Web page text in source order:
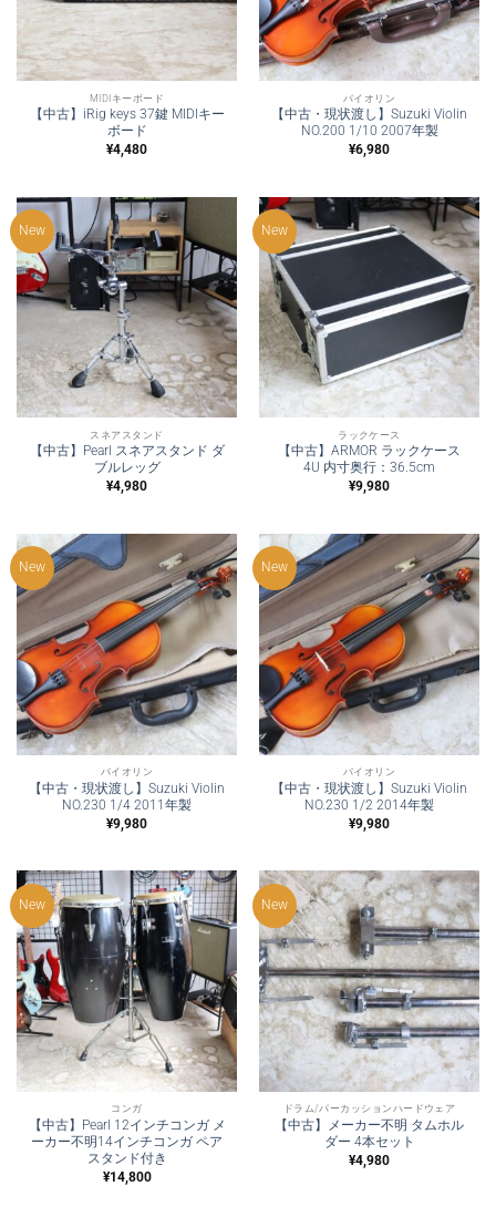
MIDIキーボード
【中古】iRig keys 37鍵 MIDIキー
ボード
¥4,480
バイオリン
【中古・現状渡し】Suzuki Violin
NO.200 1/10 2007年製
¥6,980
New
スネアスタンド
【中古】Pearl スネアスタンド ダ
ブルレッグ
¥4,980
New
ラックケース
【中古】ARMOR ラックケース
4U 内寸奥行：36.5cm
¥9,980
New
バイオリン
【中古・現状渡し】Suzuki Violin
NO.230 1/4 2011年製
¥9,980
New
バイオリン
【中古・現状渡し】Suzuki Violin
NO.230 1/2 2014年製
¥9,980
New
コンガ
【中古】Pearl 12インチコンガ メ
ーカー不明14インチコンガ ペア
スタンド付き
¥14,800
New
ドラム/パーカッションハードウェア
【中古】メーカー不明 タムホル
ダー 4本セット
¥4,980